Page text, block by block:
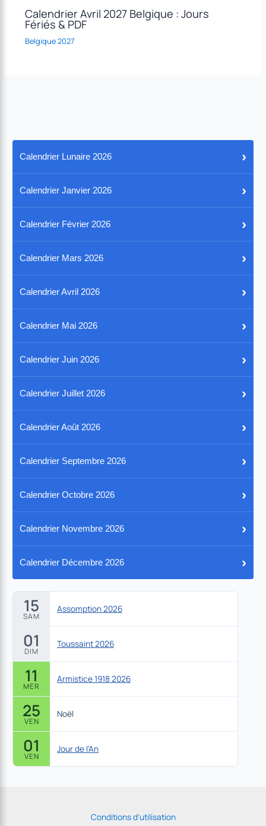
Calendrier Avril 2027 Belgique : Jours
Fériés & PDF
Belgique 2027
Calendrier Lunaire 2026 ›
Calendrier Janvier 2026 ›
Calendrier Février 2026 ›
Calendrier Mars 2026 ›
Calendrier Avril 2026 ›
Calendrier Mai 2026 ›
Calendrier Juin 2026 ›
Calendrier Juillet 2026 ›
Calendrier Août 2026 ›
Calendrier Septembre 2026 ›
Calendrier Octobre 2026 ›
Calendrier Novembre 2026 ›
Calendrier Décembre 2026 ›
15
SAM
Assomption 2026
01
DIM
Toussaint 2026
11
MER
Armistice 1918 2026
25
VEN
Noël
01
VEN
Jour de l'An
Conditions d’utilisation